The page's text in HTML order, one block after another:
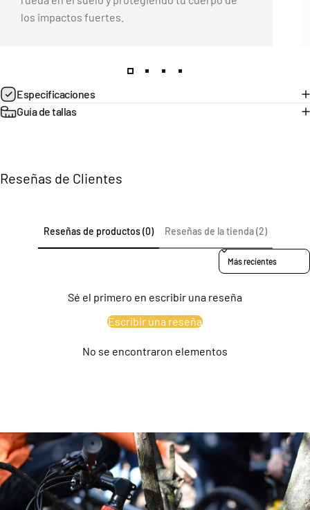
los impactos fuertes.
Página 1
Página 2
Página 3Página 4
Especificaciones
Guía de tallas
Reseñas de Clientes
Reseñas de productos (0) Reseñas de la tienda (2)
Sort reviews by
Sé el primero en escribir una reseña
Escribir una reseña
No se encontraron elementos